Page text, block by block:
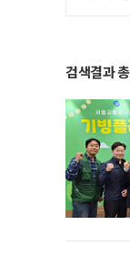
검색결과 총